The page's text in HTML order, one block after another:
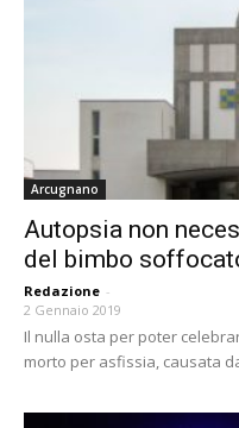
Arcugnano
Autopsia non
del bimbo
Redazione -
2 Gennaio 2019
Il nulla osta per poter
morto per asfissia, causata